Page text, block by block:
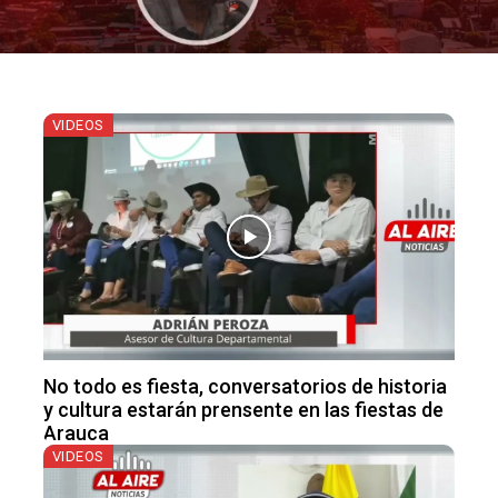
VIDEOS
No todo es fiesta, conversatorios de historia
y cultura estarán prensente en las fiestas de
Arauca
VIDEOS